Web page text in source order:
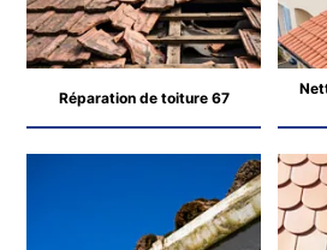
Réparation de toiture 67